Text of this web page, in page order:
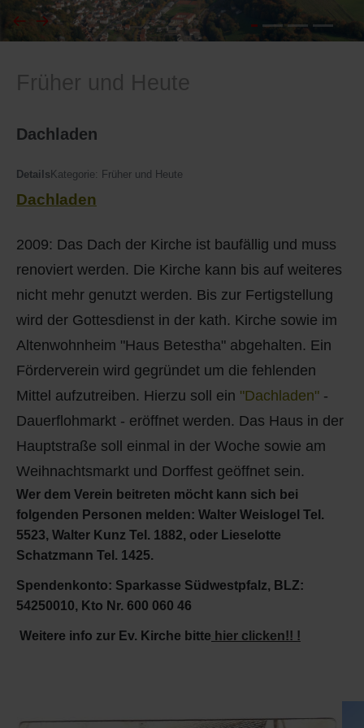
Früher und Heute
Dachladen
Details Kategorie: Früher und Heute
Dachladen
2009: Das Dach der Kirche ist baufällig und muss
renoviert werden. Die Kirche kann bis auf weiteres
nicht mehr genutzt werden. Bis zur Fertigstellung
wird der Gottesdienst in der kath. Kirche sowie im
Altenwohnheim "Haus Betestha" abgehalten. Ein
Förderverein wird gegründet um die fehlenden
Mittel aufzutreiben. Hierzu soll ein "Dachladen" -
Dauerflohmarkt - eröffnet werden. Das Haus in der
Hauptstraße soll einmal in der Woche sowie am
Weihnachtsmarkt und Dorffest geöffnet sein.
Wer dem Verein beitreten möcht kann sich bei
folgenden Personen melden: Walter Weislogel Tel.
5523, Walter Kunz Tel. 1882, oder Lieselotte
Schatzmann Tel. 1425.
Spendenkonto: Sparkasse Südwestpfalz, BLZ:
54250010, Kto Nr. 600 060 46
Weitere info zur Ev. Kirche bitte hier clicken!! !
J
M
N
O - Ö
Q
R
T
U
V
Feuerwehr
Friedhöfe
Kirchen
Literatur
Ortseingang
Schulen - Kindergarten
Spielplätze
Strassen-Wege-Pfade
Verkehrsanbindung
Wohnplätze
Städtebauförderung